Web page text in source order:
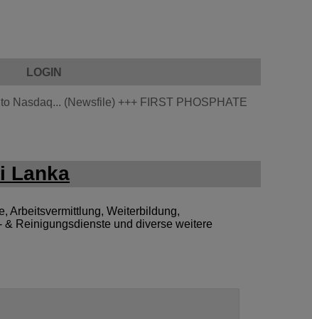
LOGIN
Nasdaq... (Newsfile) +++ FIRST PHOSPHATE
Lanka
Arbeitsvermittlung, Weiterbildung,
Reinigungsdienste und diverse weitere